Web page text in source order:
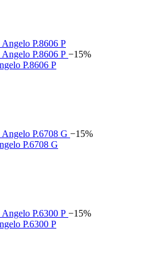
−15%
P.8606 P
−15%
P.6708 G
−15%
P.6300 P